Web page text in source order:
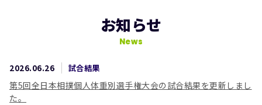
お知らせ
News
2026.06.26 試合結果
第5回全日本相撲個人体重別選手権大会の試合結果を更新しまし
た。